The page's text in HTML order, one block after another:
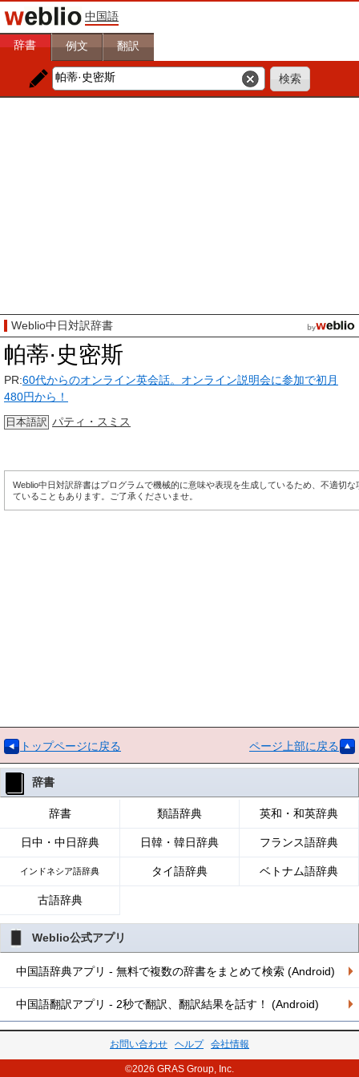
中国語
辞書 例文 翻訳
Weblio中日対訳辞書
帕蒂·史密斯
PR:60代からのオンライン英会話。オンライン説明会に参加で初月
480円から！
日本語訳 パティ・スミス
Weblio中日対訳辞書はプログラムで機械的に意味や表現を生成しているため、不適切な
ていることもあります。ご了承くださいませ。
トップページに戻る ページ上部に戻る
辞書
辞書 類語辞典 英和・和英辞典
日中・中日辞典 日韓・韓日辞典 フランス語辞典
インドネシア語辞典 タイ語辞典 ベトナム語辞典
古語辞典
Weblio公式アプリ
中国語辞典アプリ - 無料で複数の辞書をまとめて検索 (Android)
中国語翻訳アプリ - 2秒で翻訳、翻訳結果を話す！ (Android)
お問い合わせ ヘルプ 会社情報
©2026 GRAS Group, Inc.